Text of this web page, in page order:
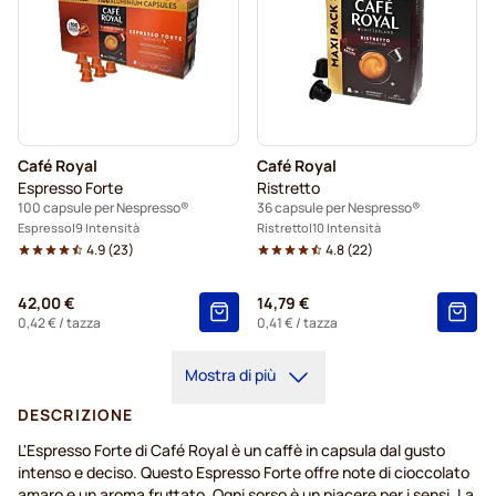
Café Royal
Espresso Forte
100 capsule per Nespresso®
Espresso 9 Intensità
4.9(23)
42,00 €
0,42 €/ tazza
Café Royal
Ristretto
36 capsule per Nespresso®
Ristretto 10 Intensità
4.8(22)
14,79 €
0,41 €/ tazza
Mostra di più
DESCRIZIONE
L'Espresso Forte di Café Royal è un caffè in capsula dal gusto
intenso e deciso. Questo Espresso Forte offre note di cioccolato